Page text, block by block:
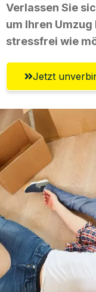
Verlassen Sie
um Ihren
stressfrei wie
Jetzt